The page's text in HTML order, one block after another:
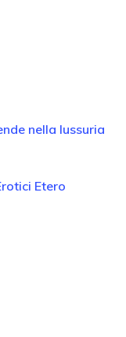
nella lussuria
Etero